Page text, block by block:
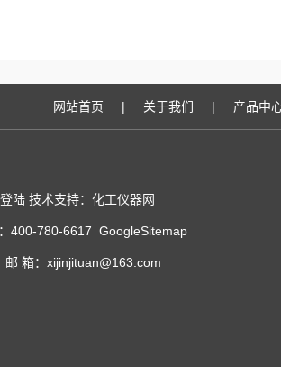
网站首页 | 关于我们 | 产品中
陆 技术支持：化工仪器网
400-780-6617 GoogleSitemap
箱：xijinjituan@163.com